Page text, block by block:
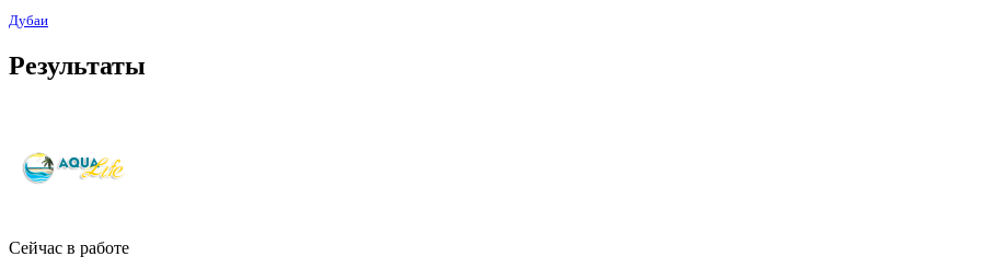
Дубаи
Результаты
Сейчас в работе